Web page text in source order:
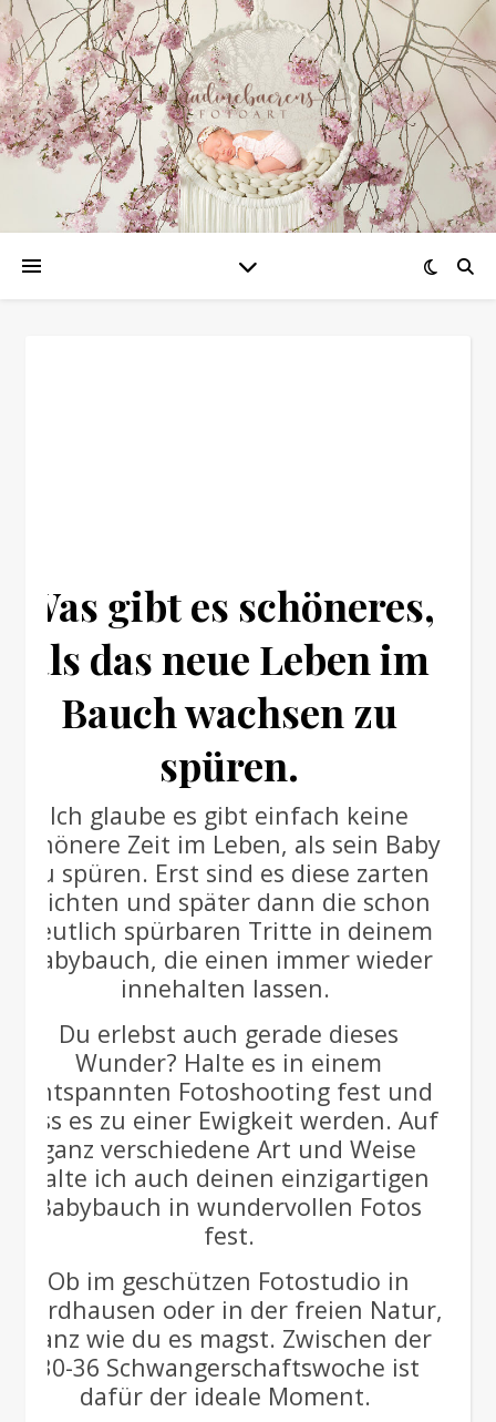
Was gibt es schöneres,
als das neue Leben im
Bauch wachsen zu
spüren.
Ich glaube es gibt einfach keine
schönere Zeit im Leben, als sein Baby
zu spüren. Erst sind es diese zarten
leichten und später dann die schon
deutlich spürbaren Tritte in deinem
Babybauch, die einen immer wieder
innehalten lassen.
Du erlebst auch gerade dieses
Wunder? Halte es in einem
entspannten Fotoshooting fest und
lass es zu einer Ewigkeit werden. Auf
ganz verschiedene Art und Weise
halte ich auch deinen einzigartigen
Babybauch in wundervollen Fotos
fest.
Ob im geschützen Fotostudio in
Nordhausen oder in der freien Natur,
ganz wie du es magst. Zwischen der
30-36 Schwangerschaftswoche ist
dafür der ideale Moment.